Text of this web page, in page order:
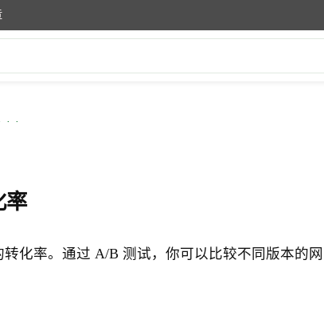
率
化率。通过 A/B 测试，你可以比较不同版本的网